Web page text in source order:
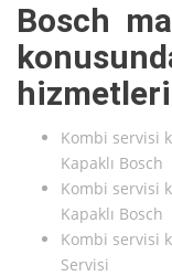
Bosch
Kombi servisi
Kapaklı
Kombi servisi
Kapaklı
Kombi servisi
Servisi